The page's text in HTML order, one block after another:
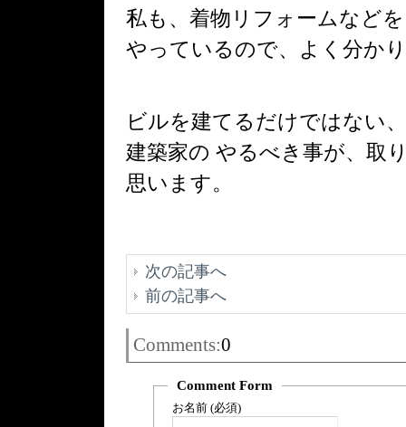
私も、着物リフォームなどを
やっているので、よく分か
ビルを建てるだけではない、
建築家の やるべき事が、取
思います。
次の記事へ
前の記事へ
Comments:0
Comment Form
お名前 (必須)